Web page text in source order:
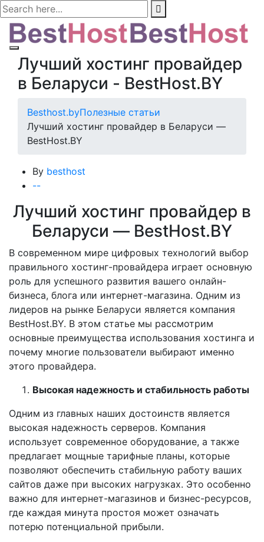
Лучший хостинг провайдер
в Беларуси - BestHost.BY
Besthost.byПолезные статьи
Лучший хостинг провайдер в Беларуси —
BestHost.BY
By besthost
--
Лучший хостинг провайдер в
Беларуси — BestHost.BY
В современном мире цифровых технологий выбор
правильного хостинг-провайдера играет основную
роль для успешного развития вашего онлайн-
бизнеса, блога или интернет-магазина. Одним из
лидеров на рынке Беларуси является компания
BestHost.BY. В этом статье мы рассмотрим
основные преимущества использования хостинга и
почему многие пользователи выбирают именно
этого провайдера.
Высокая надежность и стабильность работы
Одним из главных наших достоинств является
высокая надежность серверов. Компания
использует современное оборудование, а также
предлагает мощные тарифные планы, которые
позволяют обеспечить стабильную работу ваших
сайтов даже при высоких нагрузках. Это особенно
важно для интернет-магазинов и бизнес-ресурсов,
где каждая минута простоя может означать
потерю потенциальной прибыли.